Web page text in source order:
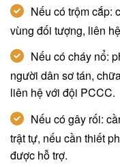
Nếu có trộm cắp:
vùng đối tượng, liên
Nếu có cháy nổ:
người dân sơ tán,
liên hệ với đội PCCC.
Nếu có gây rối:
trật tự, nếu cần thiết
được hỗ trợ.